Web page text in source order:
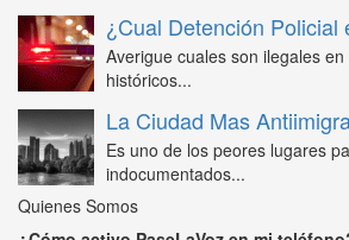
¿Cual Detención Policial
Averigue cuales son ilegales
históricos...
La Ciudad Mas
Es uno de los peores lugares
indocumentados...
Quienes Somos